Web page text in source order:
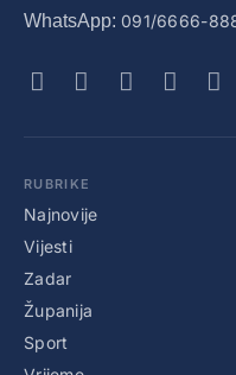
WhatsApp: 091/6666-
RUBRIKE
Najnovije
Vijesti
Zadar
Županija
Sport